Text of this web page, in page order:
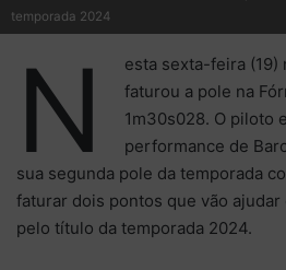
temporada 2024
N
esta sexta-feira (19)
faturou a pole na
1m30s028. O piloto
performance de
sua segunda pole da temporada
faturar dois pontos que vão
pelo título da temporada 2024.